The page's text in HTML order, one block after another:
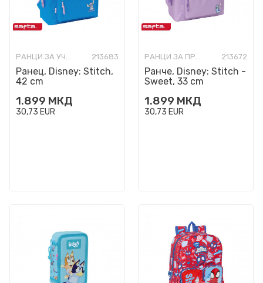
РАНЦИ ЗА УЧИЛИШТЕ 213683
Ранец, Disney: Stitch,
42 cm
1.899 МКД
30,73 EUR
РАНЦИ ЗА ПРЕДУЧИЛИШНА ВОЗРАСТ 213672
Ранче, Disney: Stitch -
Sweet, 33 cm
1.899 МКД
30,73 EUR